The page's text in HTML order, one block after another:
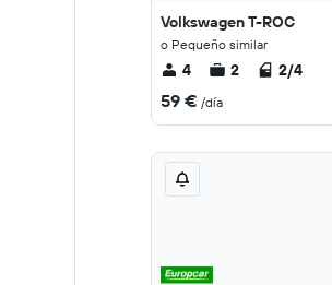
Volkswagen T-ROC
o Pequeño similar
4 2 2/4
59 € /día